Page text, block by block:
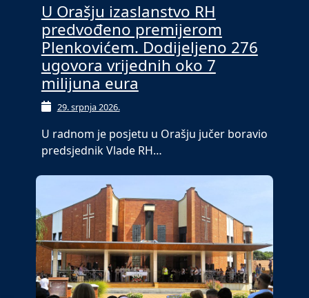
U Orašju izaslanstvo RH
predvođeno premijerom
Plenkovićem. Dodijeljeno 276
ugovora vrijednih oko 7
milijuna eura
29. srpnja 2026.
U radnom je posjetu u Orašju jučer boravio
predsjednik Vlade RH…